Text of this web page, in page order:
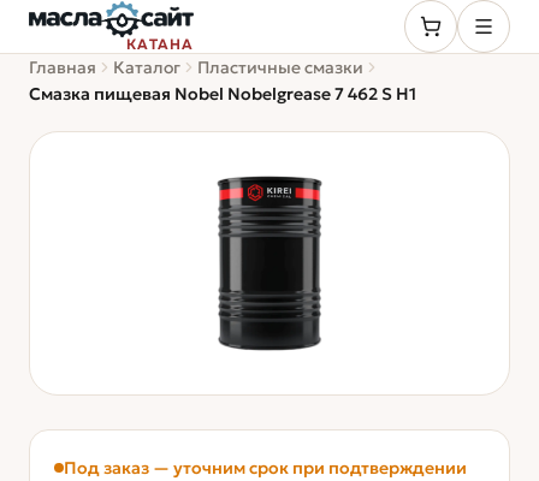
КАТАНА
Главная Каталог
Пластичные смазки
Смазка пищевая Nobel Nobelgrease 7 462 S H1
Под заказ — уточним срок при подтверждении